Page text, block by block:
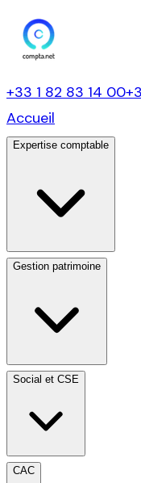
+33 1 82 83 14 00
Accueil
Expertise comptable
Gestion patrimoine
Social et CSE
CAC